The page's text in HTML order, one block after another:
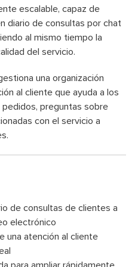
escalable, capaz de
diario de consultas por chat
al mismo tiempo la
del servicio.
una organización
al cliente que ayuda a los
preguntas sobre
con el servicio a
de consultas de clientes a
electrónico
una atención al cliente